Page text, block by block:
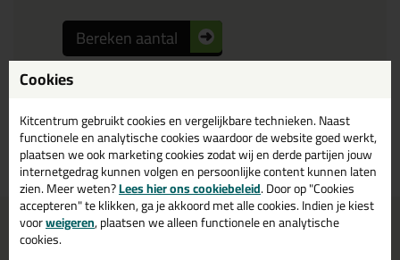
Bereken aantal
Bekijk product
Voor 21:00 uur besteld
morgen in huis
Gratisbezorging inNL & BE
Cookies
Kitcentrum gebruikt cookies en vergelijkbare technieken. Naast
functionele en analytische cookies waardoor de website goed werkt,
plaatsen we ook marketing cookies zodat wij en derde partijen jouw
internetgedrag kunnen volgen en persoonlijke content kunnen laten
zien. Meer weten?Lees hier ons cookiebeleid. Door op "Cookies
accepteren" te klikken, ga je akkoord met alle cookies. Indien je kiest
voorweigeren, plaatsen we alleen functionele en analytische
cookies.